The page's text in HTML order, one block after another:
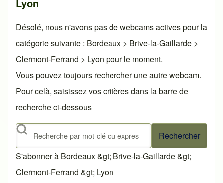
Lyon
Désolé, nous n'avons pas de webcams actives pour la
catégorie suivante : Bordeaux > Brive-la-Gaillarde >
Clermont-Ferrand > Lyon pour le moment.
Vous pouvez toujours rechercher une autre webcam.
Pour celà, saisissez vos critères dans la barre de
recherche ci-dessous
Rechercher
S'abonner à Bordeaux &gt; Brive-la-Gaillarde &gt;
Clermont-Ferrand &gt; Lyon